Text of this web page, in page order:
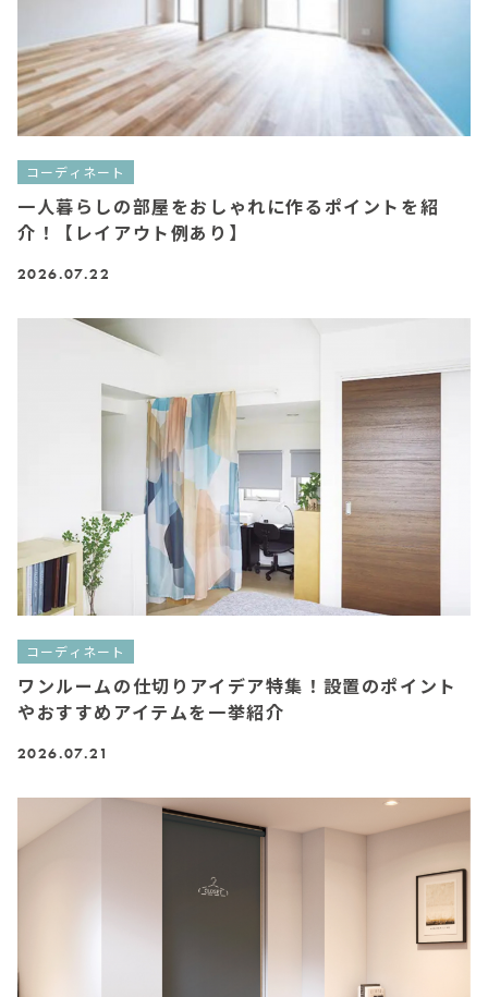
コーディネート
一人暮らしの部屋をおしゃれに作るポイントを紹
介！【レイアウト例あり】
2026.07.22
コーディネート
ワンルームの仕切りアイデア特集！設置のポイント
やおすすめアイテムを一挙紹介
2026.07.21